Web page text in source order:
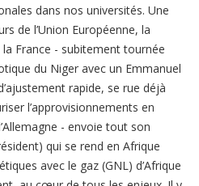
dans nos universités. Une
de l’Union Européenne, la
la France - subitement tournée
du Niger avec un Emmanuel
rapide, se rue déjà
l’approvisionnements en
- envoie tout son
qui se rend en Afrique
avec le gaz (GNL) d’Afrique